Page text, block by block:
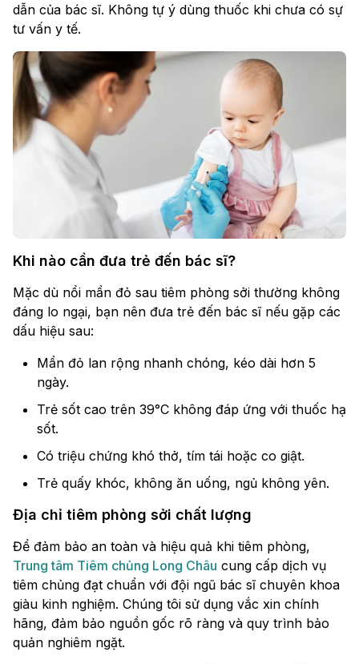
dẫn của bác sĩ. Không tự ý dùng thuốc khi chưa có sự
tư vấn y tế.
Khi nào cần đưa trẻ đến bác sĩ?
Mặc dù nổi mẩn đỏ sau tiêm phòng sởi thường không
đáng lo ngại, bạn nên đưa trẻ đến bác sĩ nếu gặp các
dấu hiệu sau:
Mẩn đỏ lan rộng nhanh chóng, kéo dài hơn 5
ngày.
Trẻ sốt cao trên 39°C không đáp ứng với thuốc hạ
sốt.
Có triệu chứng khó thở, tím tái hoặc co giật.
Trẻ quấy khóc, không ăn uống, ngủ không yên.
Địa chỉ tiêm phòng sởi chất lượng
Để đảm bảo an toàn và hiệu quả khi tiêm phòng,
Trung tâm Tiêm chủng Long Châu cung cấp dịch vụ
tiêm chủng đạt chuẩn với đội ngũ bác sĩ chuyên khoa
giàu kinh nghiệm. Chúng tôi sử dụng vắc xin chính
hãng, đảm bảo nguồn gốc rõ ràng và quy trình bảo
quản nghiêm ngặt.